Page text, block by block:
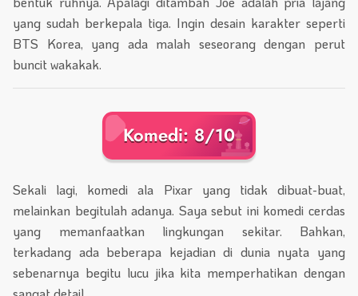
yang sudah berkepala tiga. Ingin desain karakter seperti
BTS Korea, yang ada malah seseorang dengan perut
buncit wakakak.
Komedi: 8/10
Sekali lagi, komedi ala Pixar yang tidak dibuat-buat,
melainkan begitulah adanya. Saya sebut ini komedi cerdas
yang memanfaatkan lingkungan sekitar. Bahkan,
terkadang ada beberapa kejadian di dunia nyata yang
sebenarnya begitu lucu jika kita memperhatikan dengan